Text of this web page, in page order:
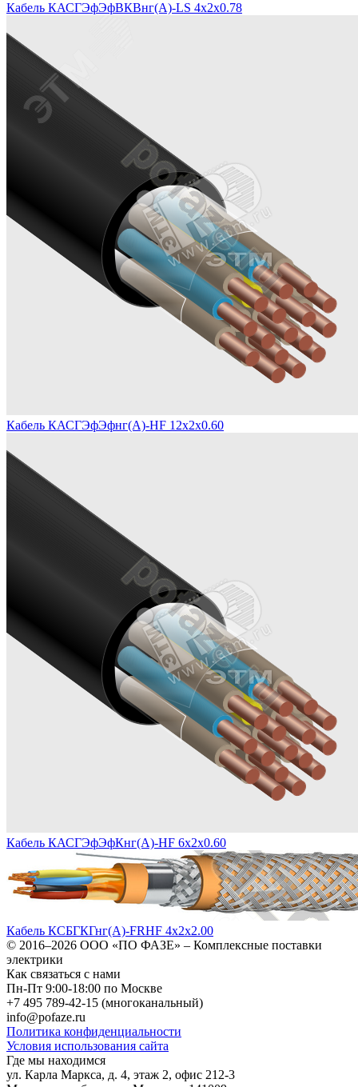
Кабель КАСГЭфЭфВКВнг(А)-LS 4х2х0.78
Кабель КАСГЭфЭфнг(А)-HF 12х2х0.60
Кабель КАСГЭфЭфКнг(А)-HF 6х2х0.60
Кабель КСБГКГнг(А)-FRHF 4х2х2.00
© 2016–2026 ООО «ПО ФАЗЕ» – Комплексные поставки
электрики
Как связаться с нами
Пн-Пт 9:00-18:00 по Москве
+7 495 789-42-15 (многоканальный)
info@pofaze.ru
Политика конфиденциальности
Условия использования сайта
Где мы находимся
ул. Карла Маркса, д. 4, этаж 2, офис 212-3